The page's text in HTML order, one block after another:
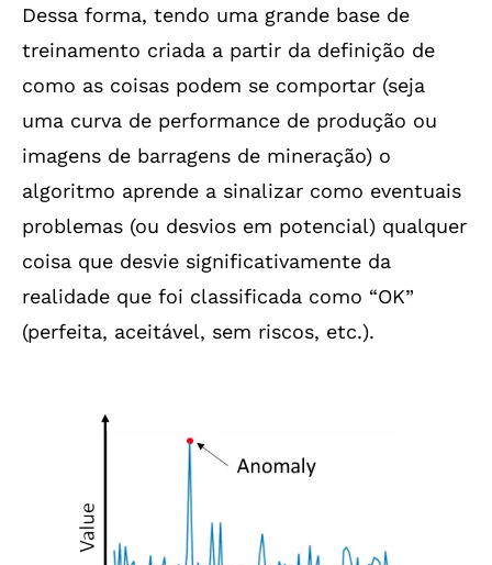
Dessa forma, tendo uma grande base de
treinamento criada a partir da definição de
como as coisas podem se comportar (seja
uma curva de performance de produção ou
imagens de barragens de mineração) o
algoritmo aprende a sinalizar como eventuais
problemas (ou desvios em potencial) qualquer
coisa que desvie significativamente da
realidade que foi classificada como “OK”
(perfeita, aceitável, sem riscos, etc.).